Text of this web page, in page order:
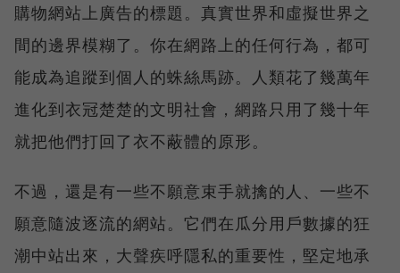
購物網站上廣告的標題。真實世界和虛擬世界之
間的邊界模糊了。你在網路上的任何行為，都可
能成為追蹤到個人的蛛絲馬跡。人類花了幾萬年
進化到衣冠楚楚的文明社會，網路只用了幾十年
就把他們打回了衣不蔽體的原形。
不過，還是有一些不願意束手就擒的人、一些不
願意隨波逐流的網站。它們在瓜分用戶數據的狂
潮中站出來，大聲疾呼隱私的重要性，堅定地承